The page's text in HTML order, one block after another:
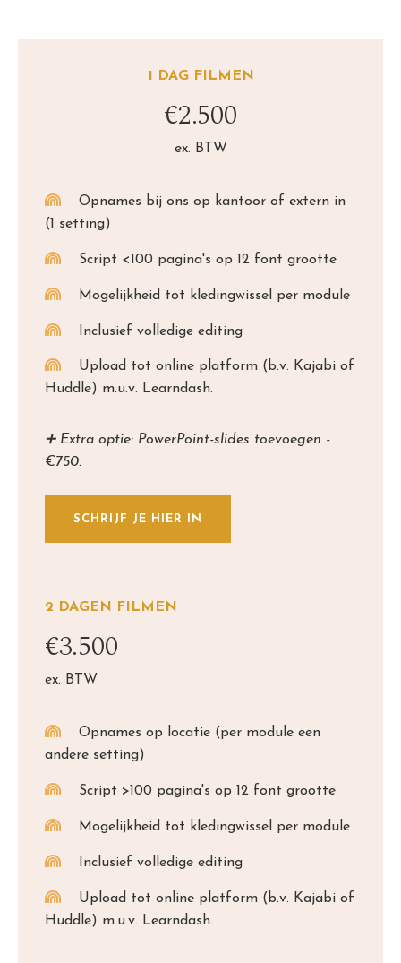
1 DAG FILMEN
€2.500
ex. BTW
Opnames bij ons op kantoor of extern in
(1 setting)
Script <100 pagina's op 12 font grootte
Mogelijkheid tot kledingwissel per module
Inclusief volledige editing
Upload tot online platform (b.v. Kajabi of
Huddle) m.u.v. Learndash.
➕ Extra optie: PowerPoint-slides toevoegen -
€750.
SCHRIJF JE HIER IN
2 DAGEN FILMEN
€3.500
ex. BTW
Opnames op locatie (per module een
andere setting)
Script >100 pagina's op 12 font grootte
Mogelijkheid tot kledingwissel per module
Inclusief volledige editing
Upload tot online platform (b.v. Kajabi of
Huddle) m.u.v. Learndash.